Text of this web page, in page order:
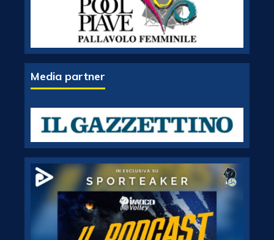
Media partner